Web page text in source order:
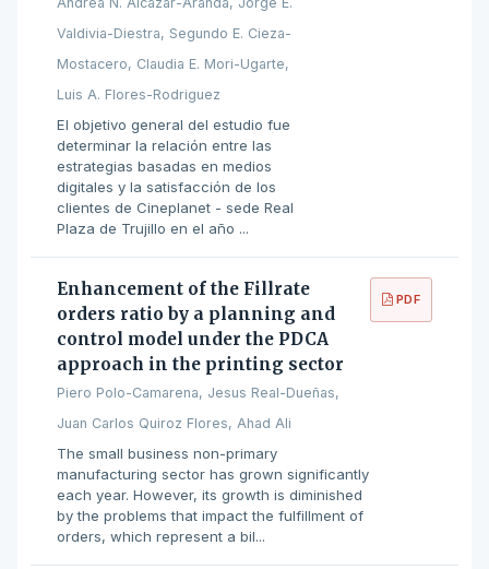
Valdivia-Diestra, Segundo E. Cieza-
Mostacero, Claudia E. Mori-Ugarte,
Luis A. Flores-Rodriguez
El objetivo general del estudio fue
determinar la relación entre las
estrategias basadas en medios
digitales y la satisfacción de los
clientes de Cineplanet - sede Real
Plaza de Trujillo en el año ...
Enhancement of the Fillrate
orders ratio by a planning and
control model under the PDCA
approach in the printing sector
Piero Polo-Camarena, Jesus Real-Dueñas,
Juan Carlos Quiroz Flores, Ahad Ali
The small business non-primary
manufacturing sector has grown significantly
each year. However, its growth is diminished
by the problems that impact the fulfillment of
orders, which represent a bil...
PDF